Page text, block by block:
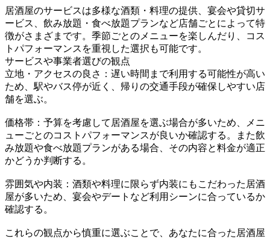
居酒屋のサービスは多様な酒類・料理の提供、宴会や貸切サ
ービス、飲み放題・食べ放題プランなど店舗ごとによって特
徴がさまざまです。季節ごとのメニューを楽しんだり、コス
トパフォーマンスを重視した選択も可能です。
サービスや事業者選びの観点
立地・アクセスの良さ：遅い時間まで利用する可能性が高い
ため、駅やバス停が近く、帰りの交通手段が確保しやすい店
舗を選ぶ。
価格帯：予算を考慮して居酒屋を選ぶ場合が多いため、メニ
ューごとのコストパフォーマンスが良いか確認する。また飲
み放題や食べ放題プランがある場合、その内容と料金が適正
かどうか判断する。
雰囲気や内装：酒類や料理に限らず内装にもこだわった居酒
屋が多いため、宴会やデートなど利用シーンに合っているか
確認する。
これらの観点から慎重に選ぶことで、あなたに合った居酒屋